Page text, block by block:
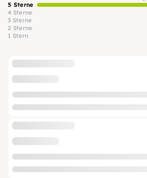
5 Sterne
4 Sterne
3 Sterne
2 Sterne
1 Stern